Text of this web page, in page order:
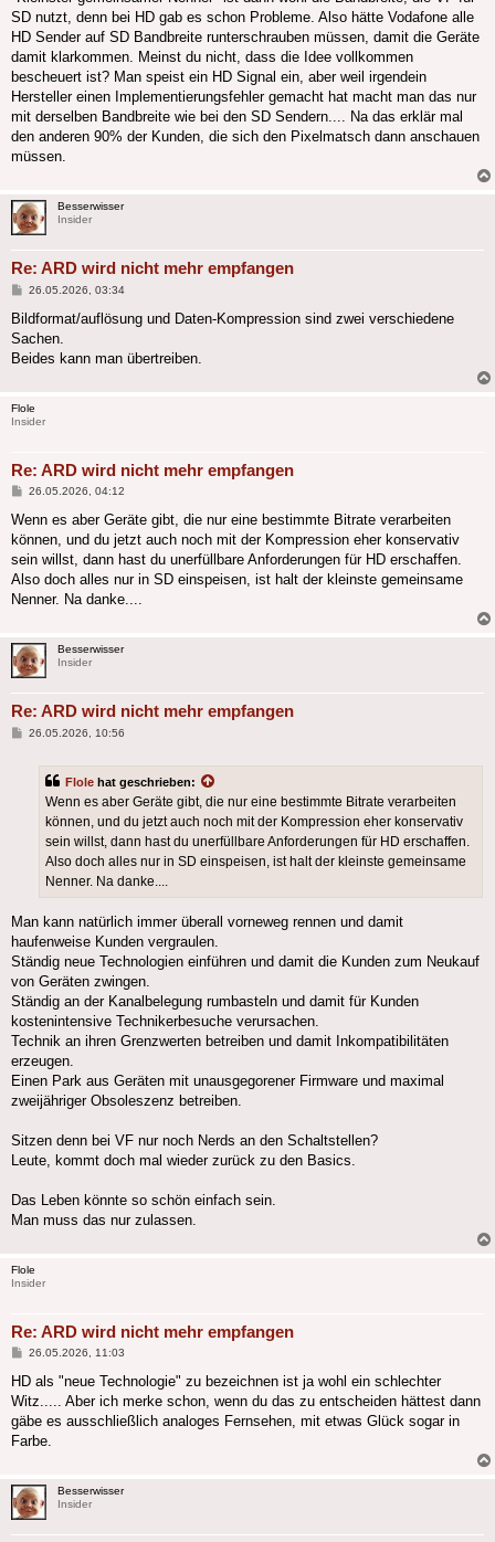
SD nutzt, denn bei HD gab es schon Probleme. Also hätte Vodafone alle
HD Sender auf SD Bandbreite runterschrauben müssen, damit die Geräte
damit klarkommen. Meinst du nicht, dass die Idee vollkommen
bescheuert ist? Man speist ein HD Signal ein, aber weil irgendein
Hersteller einen Implementierungsfehler gemacht hat macht man das nur
mit derselben Bandbreite wie bei den SD Sendern.... Na das erklär mal
den anderen 90% der Kunden, die sich den Pixelmatsch dann anschauen
müssen.
Besserwisser
Insider
Re: ARD wird nicht mehr empfangen
Beitrag
26.05.2026, 03:34
Bildformat/auflösung und Daten-Kompression sind zwei verschiedene
Sachen.
Beides kann man übertreiben.
Flole
Insider
Re: ARD wird nicht mehr empfangen
Beitrag
26.05.2026, 04:12
Wenn es aber Geräte gibt, die nur eine bestimmte Bitrate verarbeiten
können, und du jetzt auch noch mit der Kompression eher konservativ
sein willst, dann hast du unerfüllbare Anforderungen für HD erschaffen.
Also doch alles nur in SD einspeisen, ist halt der kleinste gemeinsame
Nenner. Na danke....
Besserwisser
Insider
Re: ARD wird nicht mehr empfangen
Beitrag
26.05.2026, 10:56
Flole hat geschrieben:
Wenn es aber Geräte gibt, die nur eine bestimmte Bitrate verarbeiten
können, und du jetzt auch noch mit der Kompression eher konservativ
sein willst, dann hast du unerfüllbare Anforderungen für HD erschaffen.
Also doch alles nur in SD einspeisen, ist halt der kleinste gemeinsame
Nenner. Na danke....
Man kann natürlich immer überall vorneweg rennen und damit
haufenweise Kunden vergraulen.
Ständig neue Technologien einführen und damit die Kunden zum Neukauf
von Geräten zwingen.
Ständig an der Kanalbelegung rumbasteln und damit für Kunden
kostenintensive Technikerbesuche verursachen.
Technik an ihren Grenzwerten betreiben und damit Inkompatibilitäten
erzeugen.
Einen Park aus Geräten mit unausgegorener Firmware und maximal
zweijähriger Obsoleszenz betreiben.
Sitzen denn bei VF nur noch Nerds an den Schaltstellen?
Leute, kommt doch mal wieder zurück zu den Basics.
Das Leben könnte so schön einfach sein.
Man muss das nur zulassen.
Flole
Insider
Re: ARD wird nicht mehr empfangen
Beitrag
26.05.2026, 11:03
HD als "neue Technologie" zu bezeichnen ist ja wohl ein schlechter
Witz..... Aber ich merke schon, wenn du das zu entscheiden hättest dann
gäbe es ausschließlich analoges Fernsehen, mit etwas Glück sogar in
Farbe.
Besserwisser
Insider